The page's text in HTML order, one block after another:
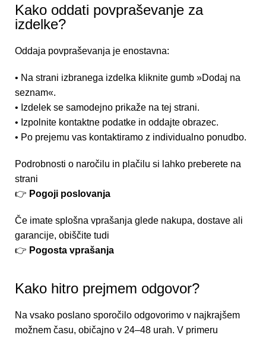
Kako oddati povpraševanje za
izdelke?
Oddaja povpraševanja je enostavna:
• Na strani izbranega izdelka kliknite gumb »Dodaj na
seznam«.
• Izdelek se samodejno prikaže na tej strani.
• Izpolnite kontaktne podatke in oddajte obrazec.
• Po prejemu vas kontaktiramo z individualno ponudbo.
Podrobnosti o naročilu in plačilu si lahko preberete na
strani
👉 Pogoji poslovanja
Če imate splošna vprašanja glede nakupa, dostave ali
garancije, obiščite tudi
👉 Pogosta vprašanja
Kako hitro prejmem odgovor?
Na vsako poslano sporočilo odgovorimo v najkrajšem
možnem času, običajno v 24–48 urah. V primeru